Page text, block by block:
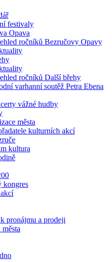
festivaly
Opava
ročníků Bezručovy Opavy
ročníků Další břehy
varhanní soutěž Petra Ebena
vážné hudby
města
kulturních akcí
kultura
kongres
pronájmu a prodeji